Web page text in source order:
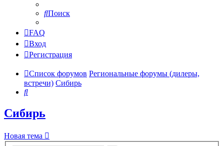
Поиск
FAQ
Вход
Регистрация
Список форумов Региональные форумы (дилеры,
встречи) Сибирь
Поиск
Сибирь
Новая тема